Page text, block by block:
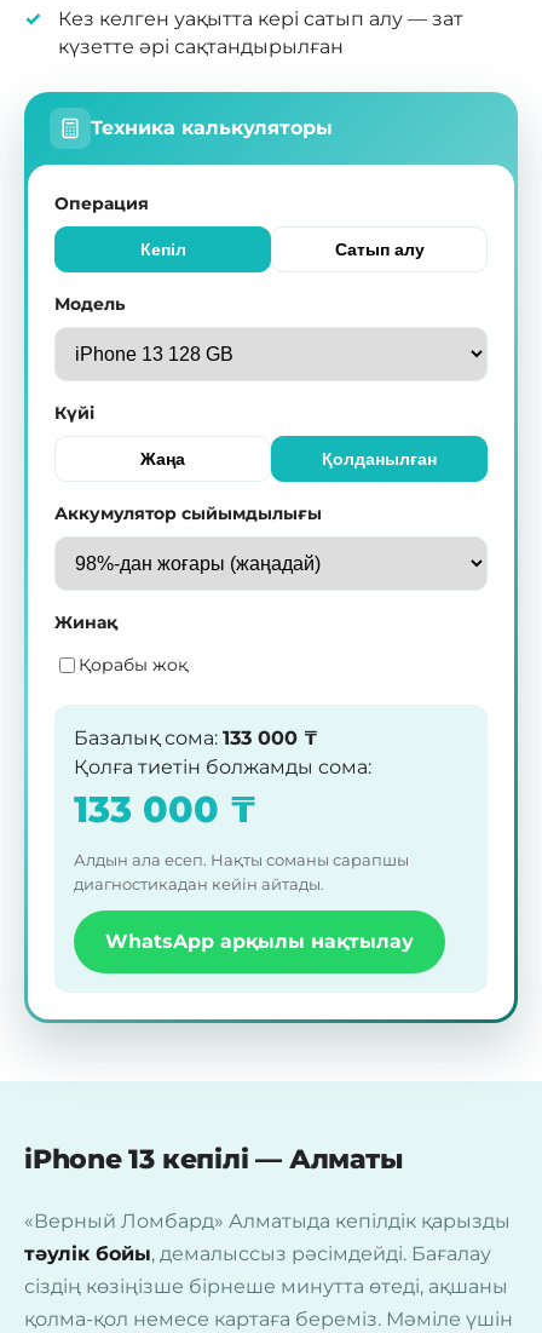
Кез келген уақытта кері сатып алу — зат
күзетте әрі сақтандырылған
Техника калькуляторы
Операция
Кепіл Сатып алу
Модель
Күйі
Жаңа Қолданылған
Аккумулятор сыйымдылығы
Жинақ
Қорабы жоқ
Базалық сома: 133 000 ₸
Қолға тиетін болжамды сома:
133 000 ₸
Алдын ала есеп. Нақты соманы сарапшы
диагностикадан кейін айтады.
WhatsApp арқылы нақтылау
iPhone 13 кепілі — Алматы
«Верный Ломбард» Алматыда кепілдік қарызды
тәулік бойы, демалыссыз рәсімдейді. Бағалау
сіздің көзіңізше бірнеше минутта өтеді, ақшаны
қолма-қол немесе картаға береміз. Мәміле үшін